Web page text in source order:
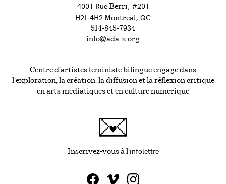
4001 RueBerri, #201
H2L 4H2 Montréal, QC
514-845-7934
info@ada-x.org
Centre d’artistes féministe bilingue engagé dans
l’exploration, la création, la diffusion et la réflexion critique
en arts médiatiques et en culture numérique
Inscrivez-vous à l'infolettreCe lien s'ouvrira